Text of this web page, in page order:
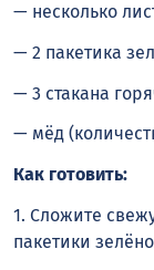
— несколько
— 2 пакетика
— 3 стакана
— мёд
Как готовить:
1. Сложите
пакетики